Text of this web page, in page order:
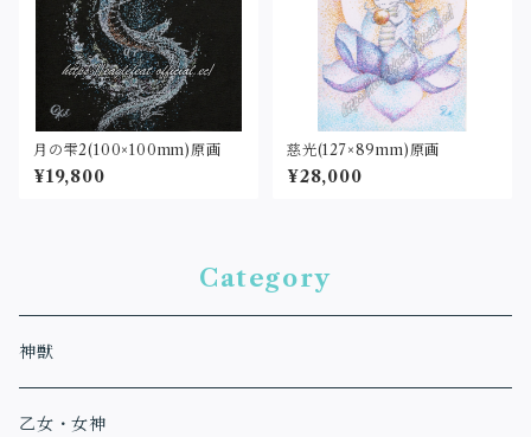
月の雫2(100×100mm)原画
¥19,800
慈光(127×89mm)原画
¥28,000
Category
神獣
乙女・女神